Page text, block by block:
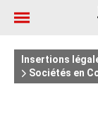
Insertions
Sociétés en